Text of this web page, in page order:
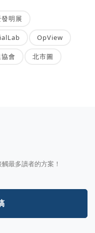
明展
OpView
會 北市圖
最多讀者的方案！